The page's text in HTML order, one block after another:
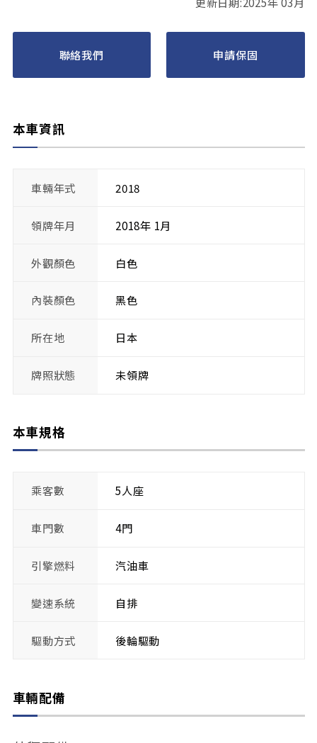
聯絡我們 申請保固
本車資訊
車輛年式 2018
領牌年月 2018年 1月
外觀顏色 白色
內裝顏色 黑色
所在地 日本
牌照狀態 未領牌
本車規格
乘客數 5人座
車門數 4門
引擎燃料 汽油車
變速系統 自排
驅動方式 後輪驅動
車輛配備